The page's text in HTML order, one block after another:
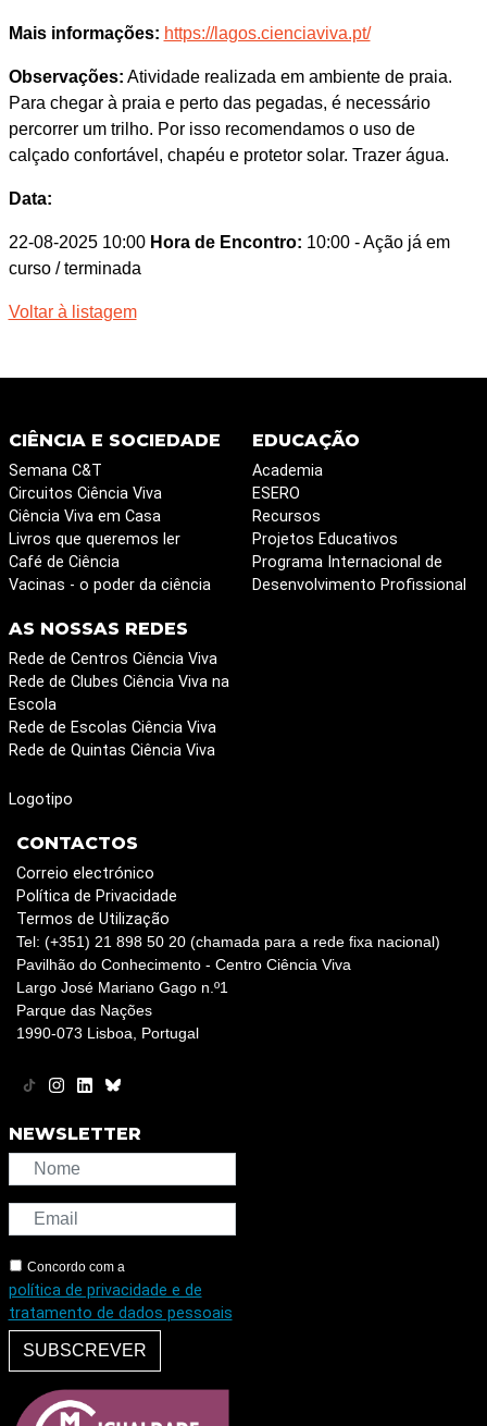
Mais informações: https://lagos.cienciaviva.pt/
Observações: Atividade realizada em ambiente de praia.
Para chegar à praia e perto das pegadas, é necessário
percorrer um trilho. Por isso recomendamos o uso de
calçado confortável, chapéu e protetor solar. Trazer água.
Data:
22-08-2025 10:00 Hora de Encontro: 10:00 - Ação já em
curso / terminada
Voltar à listagem
CIÊNCIA E SOCIEDADE
Semana C&T
Circuitos Ciência Viva
Ciência Viva em Casa
Livros que queremos ler
Café de Ciência
Vacinas - o poder da ciência
EDUCAÇÃO
Academia
ESERO
Recursos
Projetos Educativos
Programa Internacional de
Desenvolvimento Profissional
AS NOSSAS REDES
Rede de Centros Ciência Viva
Rede de Clubes Ciência Viva na
Escola
Rede de Escolas Ciência Viva
Rede de Quintas Ciência Viva
Logotipo
CONTACTOS
Correio electrónico
Política de Privacidade
Termos de Utilização
Tel: (+351) 21 898 50 20 (chamada para a rede fixa nacional)
Pavilhão do Conhecimento - Centro Ciência Viva
Largo José Mariano Gago n.º1
Parque das Nações
1990-073 Lisboa, Portugal
NEWSLETTER
Concordo com a
política de privacidade e de
tratamento de dados pessoais
SUBSCREVER